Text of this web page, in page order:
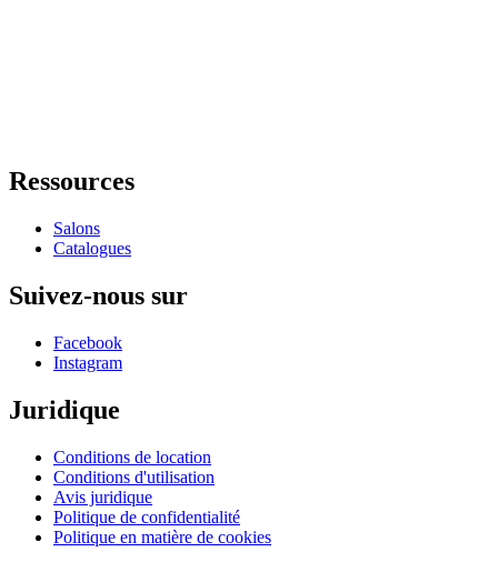
Ressources
Salons
Catalogues
Suivez-nous sur
Facebook
Instagram
Juridique
Conditions de location
Conditions d'utilisation
Avis juridique
Politique de confidentialité
Politique en matière de cookies